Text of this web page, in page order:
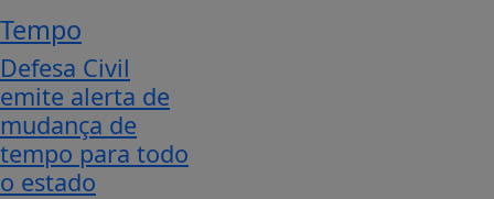
Tempo
Defesa Civil
emite alerta de
mudança de
tempo para todo
o estado